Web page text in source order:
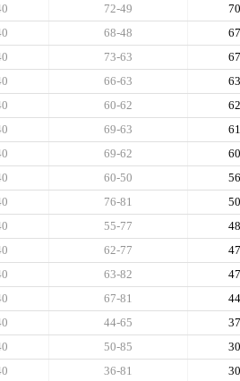
70
72-49
67
68-48
67
73-63
63
66-63
62
60-62
61
69-63
60
69-62
56
60-50
50
76-81
48
55-77
47
62-77
47
63-82
44
67-81
37
44-65
30
50-85
30
36-81